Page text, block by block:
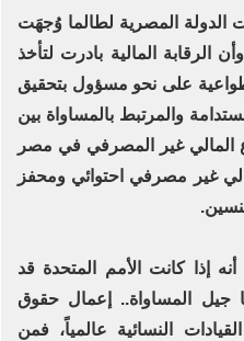
الدولة المصرية لطالما وُجهَت
الرقابة المالية بادرت لتأخذ
طواعية على نحو مسؤول بتحقيق
والمرتبط بالمساواة بين
المالي غير المصرفي في مصر
غير مصرفي احتوائي ومحفز
إذا كانت الأمم المتحدة قد
جيل المساواة.. إعمال حقوق
النسائية عالمياً، فمن